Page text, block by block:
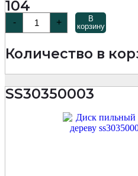
104
-
товара
SS3035
пильный
дереву
мм
Woodcutter
Professional
+
В
корзину
Количество в
SS30350003